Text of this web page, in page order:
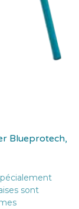
Blueprotech,
sont